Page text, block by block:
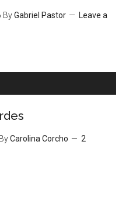
ByGabriel Pastor
Leave a
ByCarolina Corcho
2